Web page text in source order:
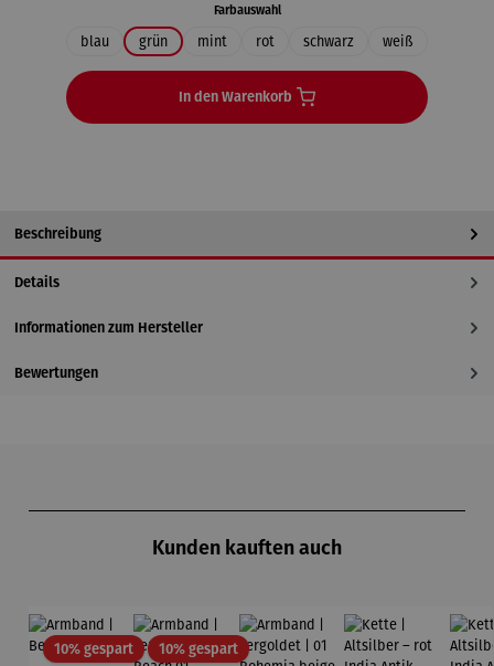
Farbauswahlauswählen
blau grün mint rot schwarz weiß
In den Warenkorb
Beschreibung
Details
Informationen zum Hersteller
Bewertungen
Kunden kauften auch
10% gespartRabatt10% gespartRabatt